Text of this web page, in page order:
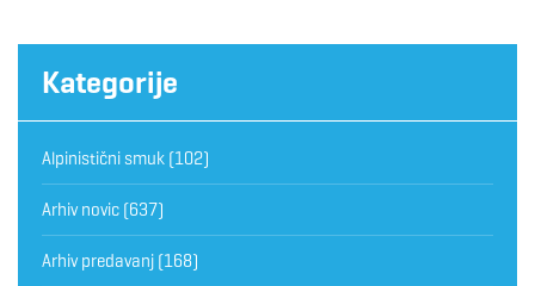
Kategorije
Alpinistični smuk (102)
Arhiv novic (637)
Arhiv predavanj (168)